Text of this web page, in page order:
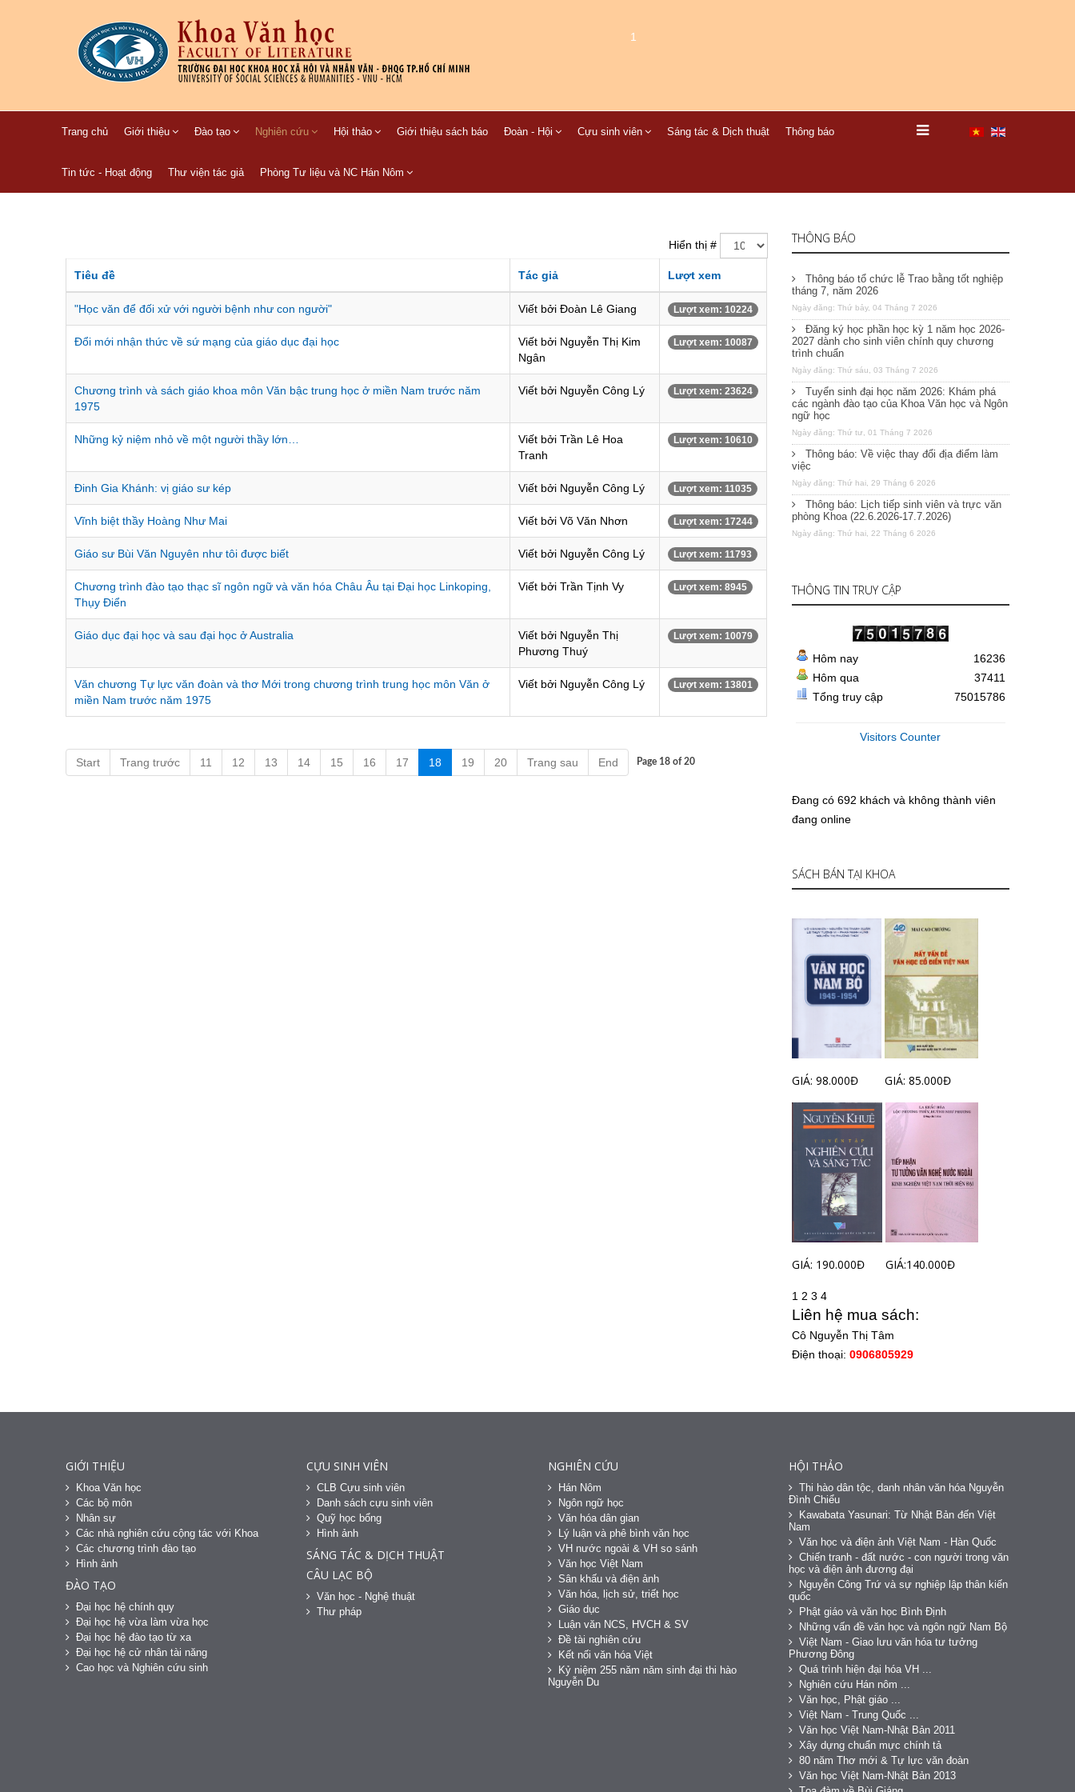
1
Trang chủ Giới thiệu Đào tạo Nghiên cứu Hội thảo Giới thiệu sách báo Đoàn - Hội Cựu sinh viên Sáng tác & Dịch thuật Thông báo
Tin tức - Hoạt động Thư viện tác giả Phòng Tư liệu và NC Hán Nôm
Hiển thị #
Tiêu đề Tác giả Lượt xem
"Học văn để đối xử với người bệnh như con người" Viết bởi Đoàn Lê Giang Lượt xem: 10224
Đổi mới nhận thức về sứ mạng của giáo dục đại học
Viết bởi Nguyễn Thị Kim
Ngân
Lượt xem: 10087
Chương trình và sách giáo khoa môn Văn bậc trung học ở miền Nam trước năm
1975
Viết bởi Nguyễn Công Lý Lượt xem: 23624
Những kỷ niệm nhỏ về một người thầy lớn…
Viết bởi Trần Lê Hoa
Tranh
Lượt xem: 10610
Đinh Gia Khánh: vị giáo sư kép Viết bởi Nguyễn Công Lý Lượt xem: 11035
Vĩnh biệt thầy Hoàng Như Mai Viết bởi Võ Văn Nhơn Lượt xem: 17244
Giáo sư Bùi Văn Nguyên như tôi được biết Viết bởi Nguyễn Công Lý Lượt xem: 11793
Chương trình đào tạo thạc sĩ ngôn ngữ và văn hóa Châu Âu tại Đại học Linkoping,
Thụy Điển
Viết bởi Trần Tịnh Vy Lượt xem: 8945
Giáo dục đại học và sau đại học ở Australia
Viết bởi Nguyễn Thị
Phương Thuý
Lượt xem: 10079
Văn chương Tự lực văn đoàn và thơ Mới trong chương trình trung học môn Văn ở
miền Nam trước năm 1975
Viết bởi Nguyễn Công Lý Lượt xem: 13801
Page 18 of 20
Start Trang trước 11 12 13 14 15 16 17 18 19 20 Trang sau End
THÔNG BÁO
Thông báo tổ chức lễ Trao bằng tốt nghiệp
tháng 7, năm 2026
Ngày đăng: Thứ bảy, 04 Tháng 7 2026
Đăng ký học phần học kỳ 1 năm học 2026-
2027 dành cho sinh viên chính quy chương
trình chuẩn
Ngày đăng: Thứ sáu, 03 Tháng 7 2026
Tuyển sinh đại học năm 2026: Khám phá
các ngành đào tạo của Khoa Văn học và Ngôn
ngữ học
Ngày đăng: Thứ tư, 01 Tháng 7 2026
Thông báo: Về việc thay đổi địa điểm làm
việc
Ngày đăng: Thứ hai, 29 Tháng 6 2026
Thông báo: Lịch tiếp sinh viên và trực văn
phòng Khoa (22.6.2026-17.7.2026)
Ngày đăng: Thứ hai, 22 Tháng 6 2026
THÔNG TIN TRUY CẬP
Hôm nay
Hôm qua
Tổng truy cập
16236
37411
75015786
Visitors Counter
Đang có 692 khách và không thành viên
đang online
SÁCH BÁN TẠI KHOA
GIÁ: 98.000Đ GIÁ: 85.000Đ
GIÁ: 190.000Đ GIÁ:140.000Đ
1 2 3 4
Liên hệ mua sách:
Cô Nguyễn Thị Tâm
Điện thoại: 0906805929
GIỚI THIỆU
Khoa Văn học
Các bộ môn
Nhân sự
Các nhà nghiên cứu cộng tác với Khoa
Các chương trình đào tạo
Hình ảnh
ĐÀO TẠO
Đại học hệ chính quy
Đại học hệ vừa làm vừa học
Đại học hệ đào tạo từ xa
Đại học hệ cử nhân tài năng
Cao học và Nghiên cứu sinh
CỰU SINH VIÊN
CLB Cựu sinh viên
Danh sách cựu sinh viên
Quỹ học bổng
Hình ảnh
SÁNG TÁC & DỊCH THUẬT
CÂU LẠC BỘ
Văn học - Nghệ thuật
Thư pháp
NGHIÊN CỨU
Hán Nôm
Ngôn ngữ học
Văn hóa dân gian
Lý luận và phê bình văn học
VH nước ngoài & VH so sánh
Văn học Việt Nam
Sân khấu và điện ảnh
Văn hóa, lịch sử, triết học
Giáo dục
Luận văn NCS, HVCH & SV
Đề tài nghiên cứu
Kết nối văn hóa Việt
Kỷ niệm 255 năm năm sinh đại thi hào
Nguyễn Du
HỘI THẢO
Thi hào dân tộc, danh nhân văn hóa Nguyễn
Đình Chiểu
Kawabata Yasunari: Từ Nhật Bản đến Việt
Nam
Văn học và điện ảnh Việt Nam - Hàn Quốc
Chiến tranh - đất nước - con người trong văn
học và điện ảnh đương đại
Nguyễn Công Trứ và sự nghiệp lập thân kiến
quốc
Phật giáo và văn học Bình Định
Những vấn đề văn học và ngôn ngữ Nam Bộ
Việt Nam - Giao lưu văn hóa tư tưởng
Phương Đông
Quá trình hiện đại hóa VH ...
Nghiên cứu Hán nôm ...
Văn học, Phật giáo ...
Việt Nam - Trung Quốc ...
Văn học Việt Nam-Nhật Bản 2011
Xây dựng chuẩn mực chính tả
80 năm Thơ mới & Tự lực văn đoàn
Văn học Việt Nam-Nhật Bản 2013